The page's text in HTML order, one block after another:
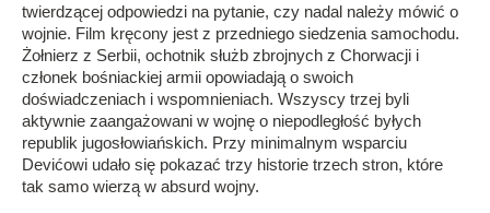
twierdzącej odpowiedzi na pytanie, czy nadal należy mówić o
wojnie. Film kręcony jest z przedniego siedzenia samochodu.
Żołnierz z Serbii, ochotnik służb zbrojnych z Chorwacji i
członek bośniackiej armii opowiadają o swoich
doświadczeniach i wspomnieniach. Wszyscy trzej byli
aktywnie zaangażowani w wojnę o niepodległość byłych
republik jugosłowiańskich. Przy minimalnym wsparciu
Devićowi udało się pokazać trzy historie trzech stron, które
tak samo wierzą w absurd wojny.